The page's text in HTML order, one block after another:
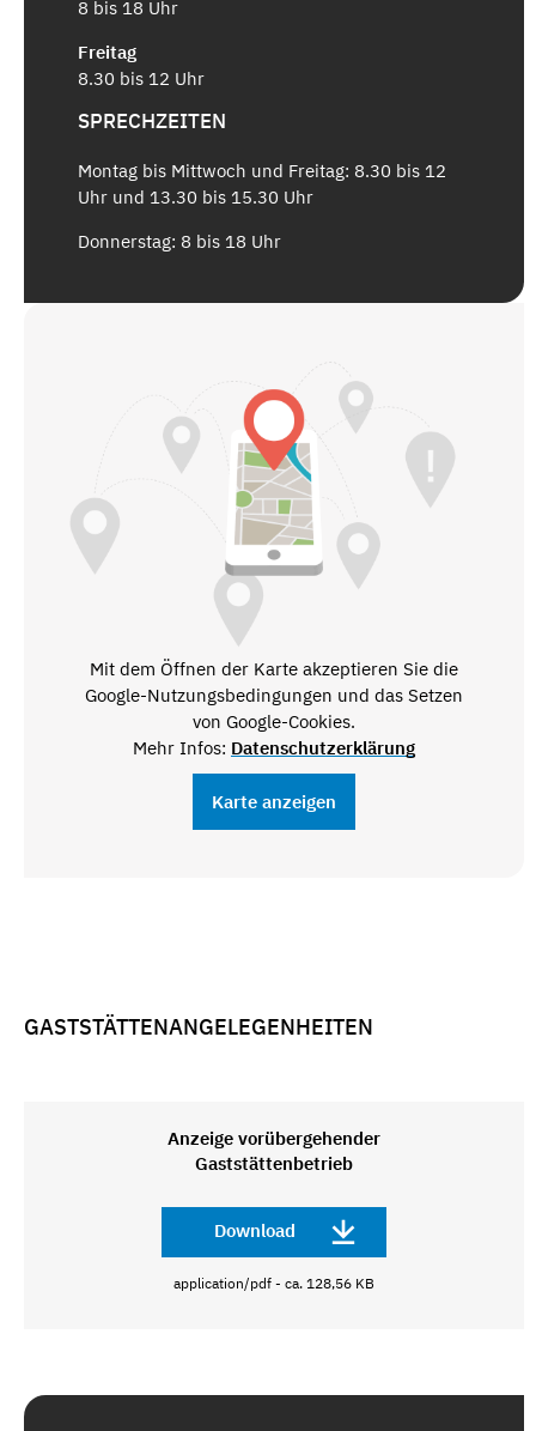
8 bis 18 Uhr
Freitag
8.30 bis 12 Uhr
SPRECHZEITEN
Montag bis Mittwoch und Freitag: 8.30 bis 12
Uhr und 13.30 bis 15.30 Uhr
Donnerstag: 8 bis 18 Uhr
Mit dem Öffnen der Karte akzeptieren Sie die
Google-Nutzungsbedingungen und das Setzen
von Google-Cookies.
Mehr Infos: Datenschutzerklärung
Karte anzeigen
GASTSTÄTTENANGELEGENHEITEN
Anzeige vorübergehender
Gaststättenbetrieb
Download
application/pdf - ca. 128,56 KB